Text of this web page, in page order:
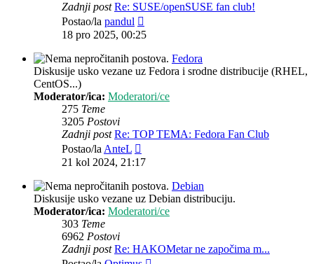
Zadnji post Re: SUSE/openSUSE fan club!
Postao/la pandul
post
18 pro 2025, 00:25
Fedora
Diskusije usko vezane uz Fedora i srodne distribucije (RHEL,
CentOS...)
Moderator/ica: Moderatori/ce
275 Teme
3205 Postovi
Zadnji post Re: TOP TEMA: Fedora Fan Club
Postao/laAnteL
post
21 kol 2024, 21:17
Debian
Diskusije usko vezane uz Debian distribuciju.
Moderator/ica: Moderatori/ce
303 Teme
6962 Postovi
Zadnji post Re: HAKOMetar ne započima m...